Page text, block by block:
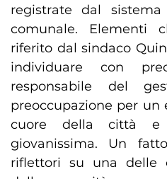
registrate dal sistema
comunale. Elementi
riferito dal sindaco
individuare con
responsabile del
preoccupazione per un
cuore della città
giovanissima. Un
riflettori su una delle